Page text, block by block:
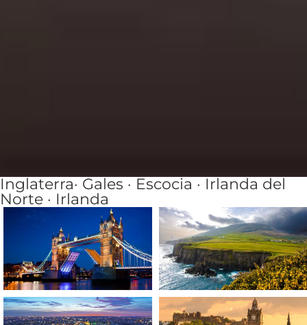
Inglaterra· Gales · Escocia · Irlanda del
Norte · Irlanda